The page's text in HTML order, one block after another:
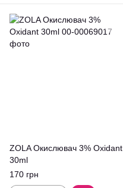
ZOLA Окислювач 3% Oxidant
30ml
170 грн